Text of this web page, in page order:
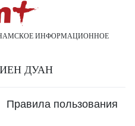
ИНФОРМАЦИОННОЕ
ДУАН
Правила пользования